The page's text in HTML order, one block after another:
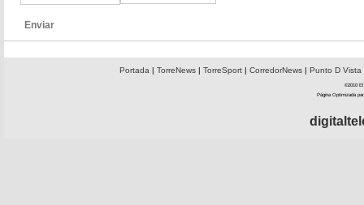
Enviar
Portada| TorreNews| TorreSport| CorredorNews| Punto D Vista
©2010 El
Página Optimizada